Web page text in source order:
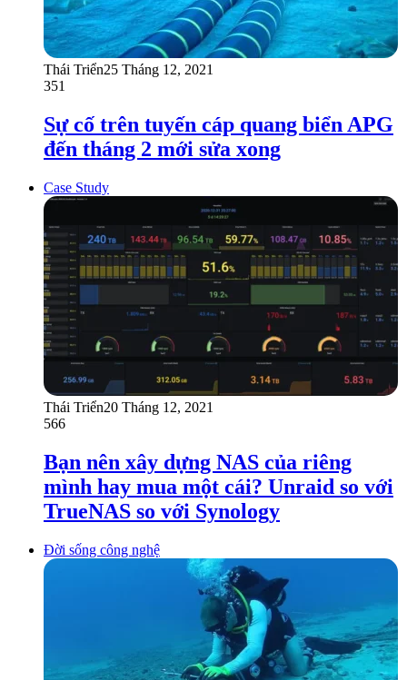
Thái Triển25 Tháng 12, 2021
351
Sự cố trên tuyến cáp quang biển APG
đến tháng 2 mới sửa xong
Case Study
Thái Triển20 Tháng 12, 2021
566
Bạn nên xây dựng NAS của riêng
mình hay mua một cái? Unraid so với
TrueNAS so với Synology
Đời sống công nghệ